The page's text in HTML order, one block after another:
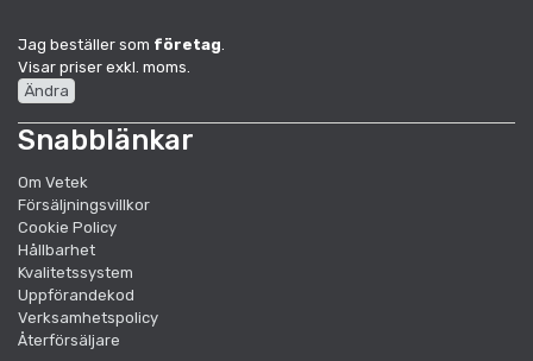
Jag beställer som företag
Visar priser exkl. moms.
Ändra
Snabblänkar
Om Vetek
Försäljningsvillkor
Cookie Policy
Hållbarhet
Kvalitetssystem
Uppförandekod
Verksamhetspolicy
Återförsäljare